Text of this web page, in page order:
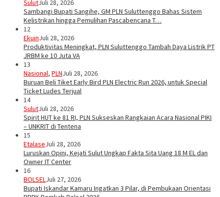
SulutJuli 28, 2026
Sambangi Bupati Sangihe, GM PLN Suluttenggo Bahas Sistem
Kelistrikan hingga Pemulihan Pascabencana T…
12
EkuinJuli 28, 2026
Produktivitas Meningkat, PLN Suluttenggo Tambah Daya Listrik PT
JRBM ke 10 Juta VA
13
Nasional, PLNJuli 28, 2026
Buruan Beli Tiket Early Bird PLN Electric Run 2026, untuk Special
Ticket Ludes Terjual
14
SulutJuli 28, 2026
Spirit HUT ke 81 RI, PLN Sukseskan Rangkaian Acara Nasional PIKI
– UNKRIT di Tentena
15
EtalaseJuli 28, 2026
Luruskan Opini, Kejati Sulut Ungkap Fakta Sita Uang 18 M EL dan
Owner IT Center
16
BOLSELJuli 27, 2026
Bupati Iskandar Kamaru Ingatkan 3 Pilar, di Pembukaan Orientasi